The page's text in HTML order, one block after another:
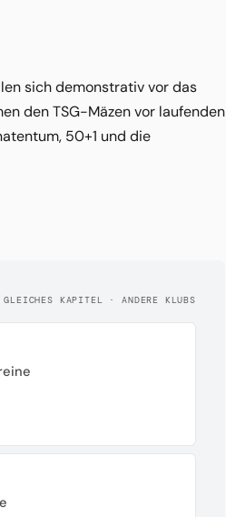
sich demonstrativ vor das
den TSG-Mäzen vor laufenden
50+1 und die
GLEICHES KAPITEL · ANDERE KLUBS